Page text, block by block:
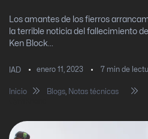
Los amantes de los fierros
la terrible noticia del fallecimiento
Ken Block...
IAD enero 11, 2023 7 min de
Inicio Blogs, Notas técnicas